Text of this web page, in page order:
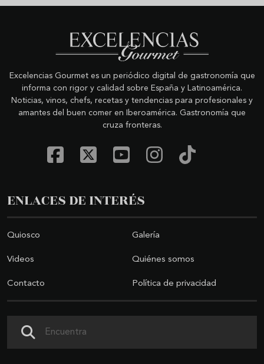
Excelencias Gourmet es un periódico digital de gastronomía que
informa con rigor y calidad sobre España y Latinoamérica.
Noticias, vinos, chefs, recetas y tendencias para profesionales y
amantes del buen comer en Iberoamérica. Gastronomía que
cruza fronteras.
ENLACES DE INTERÉS
Quiosco Galería
Videos Quiénes somos
Contacto Política de privacidad